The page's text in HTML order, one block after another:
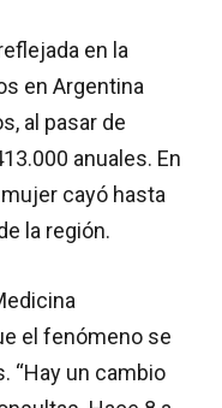
en la
en Argentina
al pasar de
anuales. En
cayó hasta
la región.
el fenómeno se
“Hay un cambio